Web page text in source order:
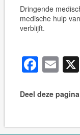
Dringende
medische hulp
verblijft.
Deel deze pagina